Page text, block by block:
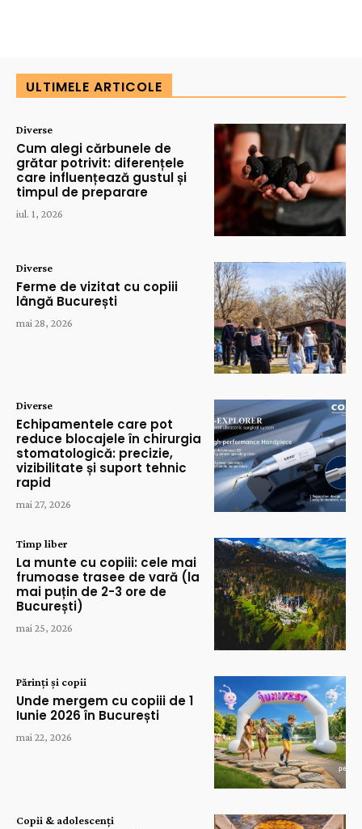
ULTIMELE ARTICOLE
Diverse
Cum alegi cărbunele de
grătar potrivit: diferențele
care influențează gustul și
timpul de preparare
iul. 1, 2026
Diverse
Ferme de vizitat cu copiii
lângă București
mai 28, 2026
Diverse
Echipamentele care pot
reduce blocajele în chirurgia
stomatologică: precizie,
vizibilitate și suport tehnic
rapid
mai 27, 2026
Timp liber
La munte cu copiii: cele mai
frumoase trasee de vară (la
mai puțin de 2-3 ore de
București)
mai 25, 2026
Părinți și copii
Unde mergem cu copiii de 1
Iunie 2026 în București
mai 22, 2026
Copii & adolescenți